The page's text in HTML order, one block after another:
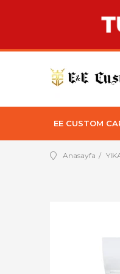
EE CUSTOM
Anasayfa